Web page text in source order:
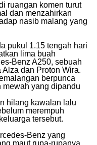
ruangan komen turut
dan menzahirkan
nasib malang yang
pukul 1.15 tengah hari
lima buah
Benz A250, sebuah
Alza dan Proton Wira.
berpunca
yang dipandu
hilang kawalan lalu
merempuh
tersebut.
Benz yang
maut rupa-rupanya